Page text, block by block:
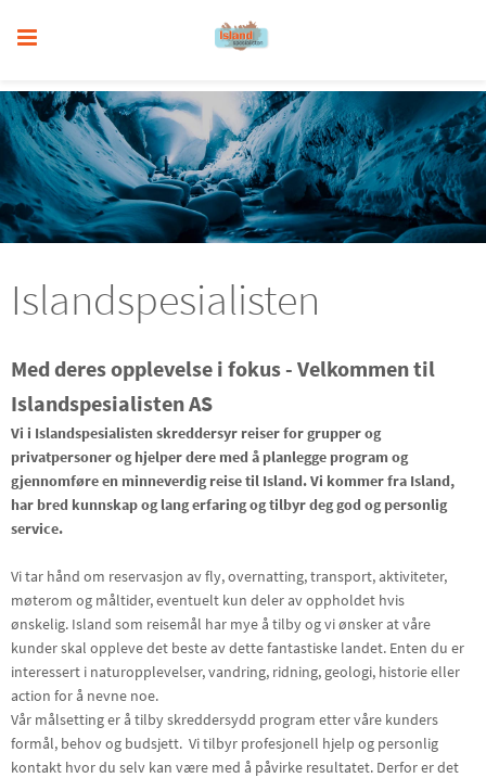
Islandspesialisten
Med deres opplevelse i fokus - Velkommen til
Islandspesialisten AS
Vi i Islandspesialisten skreddersyr reiser for grupper og
privatpersoner og hjelper dere med å planlegge program og
gjennomføre en minneverdig reise til Island.Vi kommer fra Island,
har bred kunnskap og lang erfaring og tilbyr deg god og personlig
service.
Vi tar hånd om reservasjon av fly, overnatting, transport, aktiviteter,
møterom og måltider, eventuelt kun deler av oppholdet hvis
ønskelig. Island som reisemål har mye å tilby og vi ønsker at våre
kunder skal oppleve det beste av dette fantastiske landet. Enten du er
interessert i naturopplevelser, vandring, ridning, geologi, historie eller
action for å nevne noe.
Vår målsetting er å tilby skreddersydd program etter våre kunders
formål, behov og budsjett. Vi tilbyr profesjonell hjelp og personlig
kontakt hvor du selv kan være med å påvirke resultatet. Derfor er det